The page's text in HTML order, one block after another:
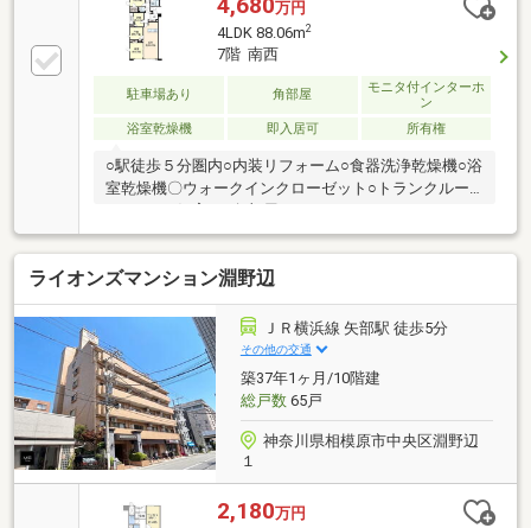
4,680万円
4LDK 88.06m2
7階 南西
駐車場あり 角部屋
モニタ付インターホ
ン
浴室乾燥機
即入居可 所有権
○駅徒歩５分圏内○内装リフォーム○食器洗浄乾燥機○浴
室乾燥機〇ウォークインクローゼット○トランクルー
ム○ペット飼育可○角部屋○ＴＶモニターホン○オートロ
ック〇宅配ボックス○エレベーター
ライオンズマンション淵野辺
ＪＲ横浜線 矢部駅 徒歩5分
その他の交通
築37年1ヶ月/10階建
総戸数65戸
神奈川県相模原市中央区淵野辺
１
2,180万円